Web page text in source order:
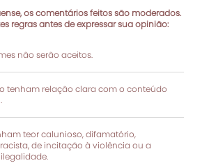
os comentários feitos são moderados.
regras antes de expressar sua opinião:
não serão aceitos.
tenham relação clara com o conteúdo
teor calunioso, difamatório,
de incitação à violência ou a